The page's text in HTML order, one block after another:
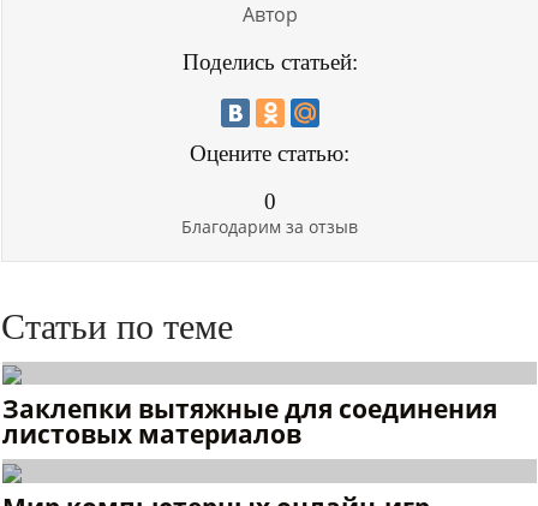
Автор
Поделись статьей:
Оцените статью:
0
Благодарим за отзыв
Статьи по теме
Заклепки вытяжные для соединения
листовых материалов